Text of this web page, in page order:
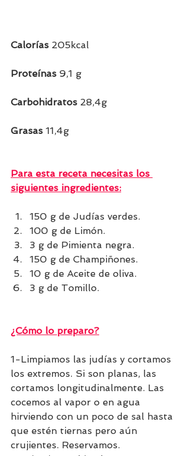
Calorías 205kcal
Proteínas 9,1 g
Carbohidratos 28,4g
Grasas 11,4g
Para esta receta necesitas los
siguientes ingredientes:
150 g de Judías verdes.
100 g de Limón.
3 g de Pimienta negra.
150 g de Champiñones.
10 g de Aceite de oliva.
3 g de Tomillo.
¿Cómo lo preparo?
1-Limpiamos las judías y cortamos
los extremos. Si son planas, las
cortamos longitudinalmente. Las
cocemos al vapor o en agua
hirviendo con un poco de sal hasta
que estén tiernas pero aún
crujientes. Reservamos.